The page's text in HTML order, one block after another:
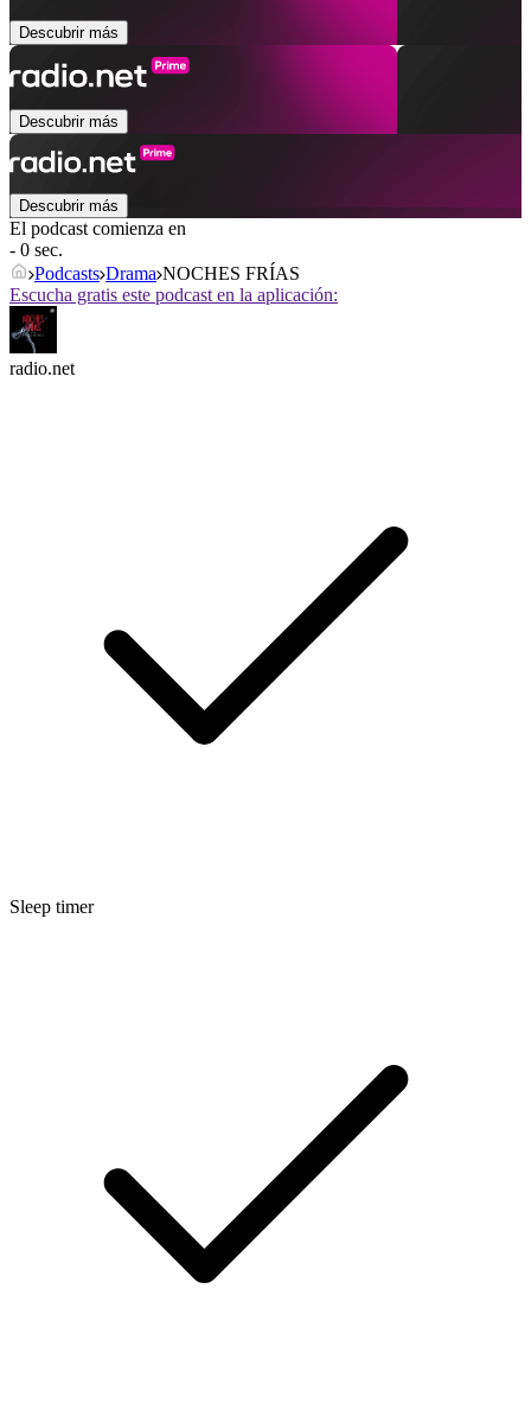
Descubrir más
Descubrir más
Descubrir más
El podcast comienza en
- 0 sec.
Podcasts Drama NOCHES FRÍAS
Escucha gratis este podcast en la aplicación:
radio.net
Sleep timer